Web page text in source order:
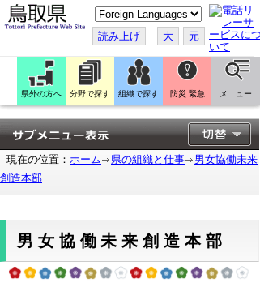
こ
の
ペ
ー
ジ
翻
訳
す
る
読み上げ 大 元
県外の方へ 分野で探す 組織で探す 防災 緊急 メニュー
現在の位置： ホーム 県の組織と仕事
男女協働未来
創造本部
男女協働未来創造本部